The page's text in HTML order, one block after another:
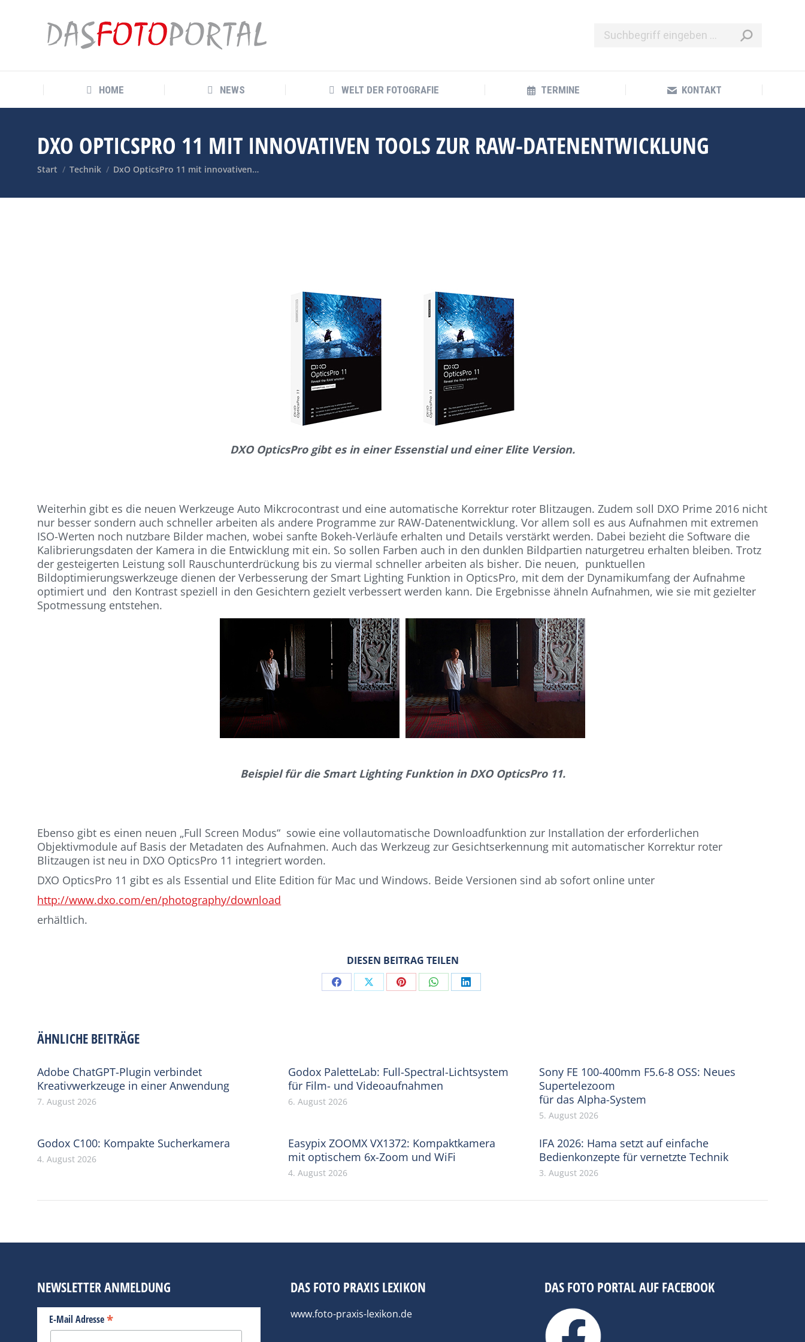
HOME NEWS WELT DER FOTOGRAFIE TERMINE KONTAKT
DXO OPTICSPRO 11 MIT INNOVATIVEN TOOLS ZUR RAW-DATENENTWICKLUNG
Sie befinden sich hier:
Start Technik DxO OpticsPro 11 mit innovativen…
DXO OpticsPro gibt es in einer Essenstial und einer Elite Version.
Weiterhin gibt es die neuen Werkzeuge Auto Mikcrocontrast und eine automatische Korrektur roter Blitzaugen. Zudem soll DXO Prime 2016 nicht
nur besser sondern auch schneller arbeiten als andere Programme zur RAW-Datenentwicklung. Vor allem soll es aus Aufnahmen mit extremen
ISO-Werten noch nutzbare Bilder machen, wobei sanfte Bokeh-Verläufe erhalten und Details verstärkt werden. Dabei bezieht die Software die
Kalibrierungsdaten der Kamera in die Entwicklung mit ein. So sollen Farben auch in den dunklen Bildpartien naturgetreu erhalten bleiben. Trotz
der gesteigerten Leistung soll Rauschunterdrückung bis zu viermal schneller arbeiten als bisher. Die neuen, punktuellen
Bildoptimierungswerkzeuge dienen der Verbesserung der Smart Lighting Funktion in OpticsPro, mit dem der Dynamikumfang der Aufnahme
optimiert und den Kontrast speziell in den Gesichtern gezielt verbessert werden kann. Die Ergebnisse ähneln Aufnahmen, wie sie mit gezielter
Spotmessung entstehen.
Beispiel für die Smart Lighting Funktion in DXO OpticsPro 11.
Ebenso gibt es einen neuen „Full Screen Modus“ sowie eine vollautomatische Downloadfunktion zur Installation der erforderlichen
Objektivmodule auf Basis der Metadaten des Aufnahmen. Auch das Werkzeug zur Gesichtserkennung mit automatischer Korrektur roter
Blitzaugen ist neu in DXO OpticsPro 11 integriert worden.
DXO OpticsPro 11 gibt es als Essential und Elite Edition für Mac und Windows. Beide Versionen sind ab sofort online unter
http://www.dxo.com/en/photography/download
erhältlich.
DIESEN BEITRAG TEILEN
Share Share Share Share Share
ÄHNLICHE BEITRÄGE
Adobe ChatGPT-Plugin verbindet
Kreativwerkzeuge in einer Anwendung
7. August 2026
Godox PaletteLab: Full-Spectral-Lichtsystem
für Film- und Videoaufnahmen
6. August 2026
Sony FE 100-400mm F5.6-8 OSS: Neues
Supertelezoom
für das Alpha-System
5. August 2026
Godox C100: Kompakte Sucherkamera
4. August 2026
Easypix ZOOMX VX1372: Kompaktkamera
mit optischem 6x-Zoom und WiFi
4. August 2026
IFA 2026: Hama setzt auf einfache
Bedienkonzepte für vernetzte Technik
3. August 2026
NEWSLETTER ANMELDUNG
E-Mail Adresse*
DAS FOTO PRAXIS LEXIKON
www.foto-praxis-lexikon.de
DAS FOTO PORTAL AUF FACEBOOK
HOME NEWS